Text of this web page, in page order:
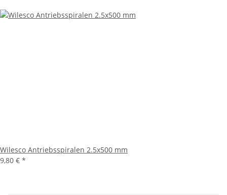
Wilesco Antriebsspiralen 2.5x500 mm
9,80 € *